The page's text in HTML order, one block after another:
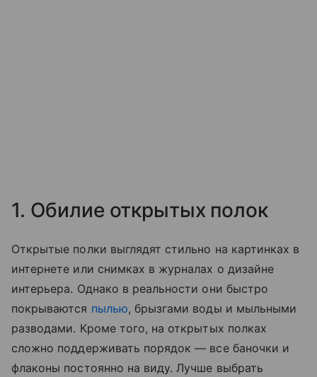
1. Обилие открытых полок
Открытые полки выглядят стильно на картинках в
интернете или снимках в журналах о дизайне
интерьера. Однако в реальности они быстро
покрываются пылью, брызгами воды и мыльными
разводами. Кроме того, на открытых полках
сложно поддерживать порядок — все баночки и
флаконы постоянно на виду. Лучше выбрать